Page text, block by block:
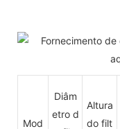
Mod
Diâm
etro d
Altura
do filt